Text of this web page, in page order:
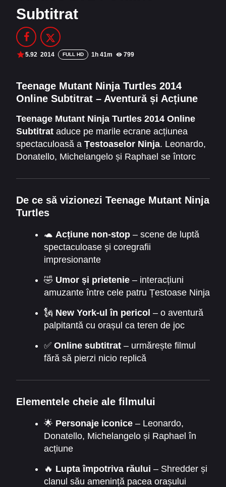
Filme Online 2014
Filme Online 2012
Filme Online 2010
DMCA
SERIALE ONLINE
TERMENI ȘI CONDIȚII
CONTACT
Subtitrat
5.92 2014 FULL HD 1h 41m 799
Teenage Mutant Ninja Turtles 2014
Online Subtitrat – Aventură și Acțiune
Teenage Mutant Ninja Turtles 2014 Online
Subtitrat aduce pe marile ecrane acțiunea
spectaculoasă a Țestoaselor Ninja. Leonardo,
Donatello, Michelangelo și Raphael se întorc
misterioase. Filmul combină lupte epice, umor
contagios și momente pline de emoție, ideal
pentru toți fanii francizei.
De ce să vizionezi Teenage Mutant Ninja
Turtles
🐢 Acțiune non-stop– scene de luptă
spectaculoase și coregrafii
impresionante
🤣 Umor și prietenie– interacțiuni
amuzante între cele patru Țestoase Ninja
🗽 New York-ul în pericol – o aventură
palpitantă cu orașul ca teren de joc
✅ Online subtitrat– urmărește filmul
fără să pierzi nicio replică
Elementele cheie ale filmului
🌟 Personaje iconice– Leonardo,
Donatello, Michelangelo și Raphael în
acțiune
🔥 Lupta împotriva răului – Shredder și
clanul său amenință pacea orașului